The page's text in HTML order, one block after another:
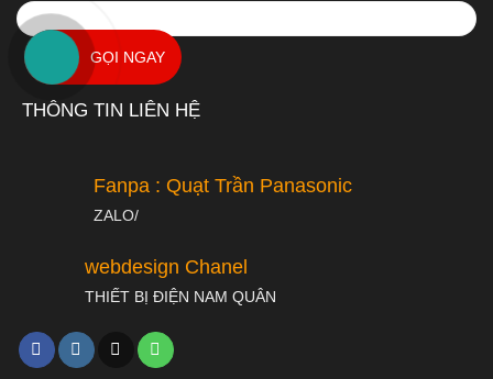
THÔNG TIN LIÊN HỆ
Fanpa : Quạt Trần Panasonic
ZALO/
webdesign Chanel
THIẾT BỊ ĐIỆN NAM QUÂN
GỌI NGAY